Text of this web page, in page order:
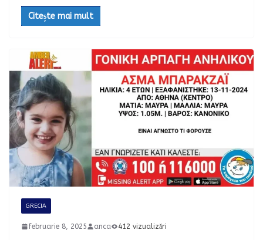
Citește mai mult
GRECIA
februarie 8, 2025 anca 412 vizualizări